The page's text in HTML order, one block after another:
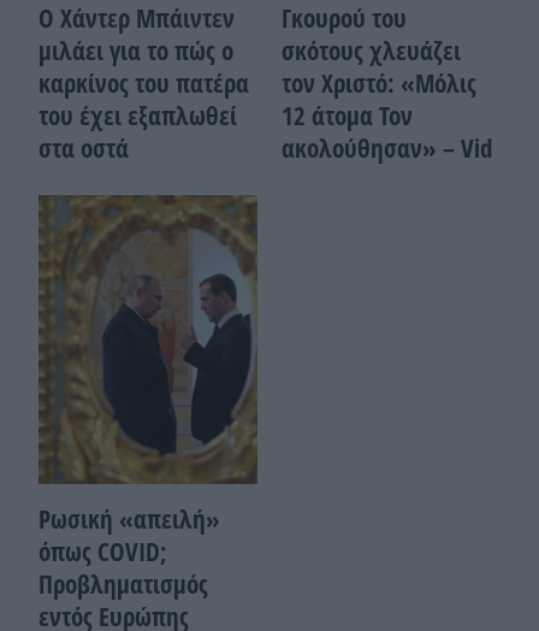
Ο Χάντερ Μπάιντεν
μιλάει για το πώς ο
καρκίνος του πατέρα
του έχει εξαπλωθεί
στα οστά
Γκουρού του
σκότους χλευάζει
τον Χριστό: «Μόλις
12 άτομα Τον
ακολούθησαν» – Vid
Ρωσική «απειλή»
όπως COVID;
Προβληματισμός
εντός Ευρώπης